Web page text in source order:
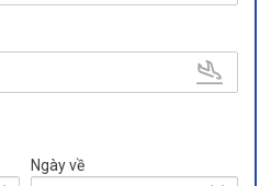
Ngày về